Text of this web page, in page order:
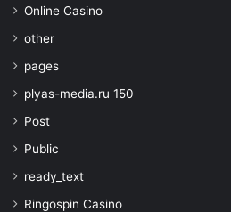
Online Casino
other
pages
plyas-media.ru 150
Post
Public
ready_text
Ringospin Casino